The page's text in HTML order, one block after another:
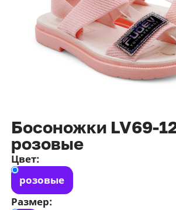
Босоножки LV69-
розовые
Цвет:
розовые
Размер:
данныхипубличной оффертой
100 ₽100 ₽
Белый
42